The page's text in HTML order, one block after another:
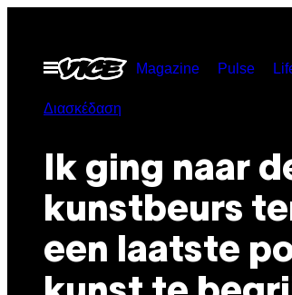
inhoud
Open
menu
Magazine Pulse
Διασκέδαση
Ik ging naar
kunstbeurs
een laatste